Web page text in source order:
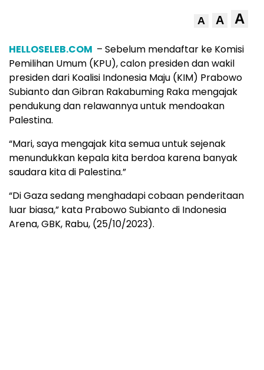
A A A
HELLOSELEB.COM – Sebelum mendaftar ke Komisi
Pemilihan Umum (KPU), calon presiden dan wakil
presiden dari Koalisi Indonesia Maju (KIM) Prabowo
Subianto dan Gibran Rakabuming Raka mengajak
pendukung dan relawannya untuk mendoakan
Palestina.
“Mari, saya mengajak kita semua untuk sejenak
menundukkan kepala kita berdoa karena banyak
saudara kita di Palestina.”
“Di Gaza sedang menghadapi cobaan penderitaan
luar biasa,” kata Prabowo Subianto di Indonesia
Arena, GBK, Rabu, (25/10/2023).